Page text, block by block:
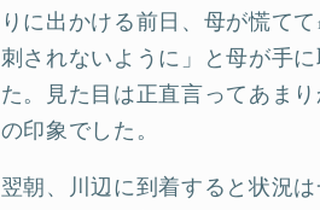
りに出かける前日、母が慌て
刺されないように」と母が手
た。見た目は正直言ってあま
の印象でした。
翌朝、川辺に到着すると状況